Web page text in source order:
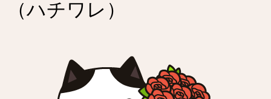
（ハチワレ）